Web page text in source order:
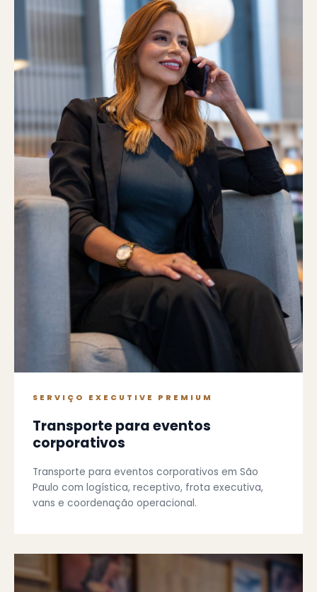
SERVIÇO EXECUTIVE PREMIUM
Transporte para eventos
corporativos
Transporte para eventos corporativos em São
Paulo com logística, receptivo, frota executiva,
vans e coordenação operacional.